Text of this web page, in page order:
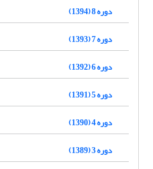
دوره 8 (1394)
دوره 7 (1393)
دوره 6 (1392)
دوره 5 (1391)
دوره 4 (1390)
دوره 3 (1389)